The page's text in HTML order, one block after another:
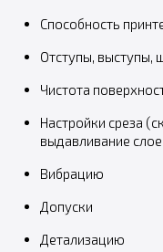
Способность
Отступы, выступы,
Чистота
Настройки среза
выдавливание
Вибрацию
Допуски
Детализацию